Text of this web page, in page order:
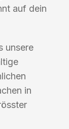
auf dein
unsere
in